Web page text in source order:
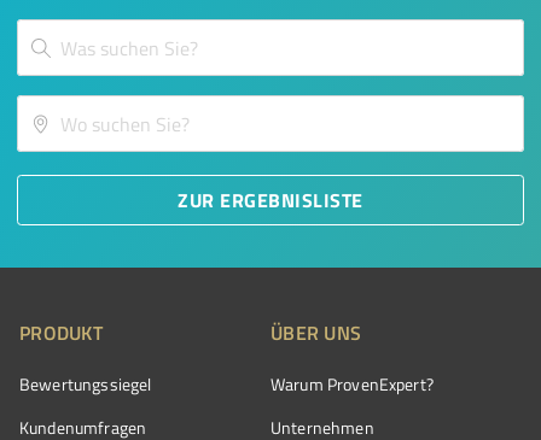
ZUR ERGEBNISLISTE
PRODUKT
Bewertungssiegel
Kundenumfragen
ÜBER UNS
Warum ProvenExpert?
Unternehmen